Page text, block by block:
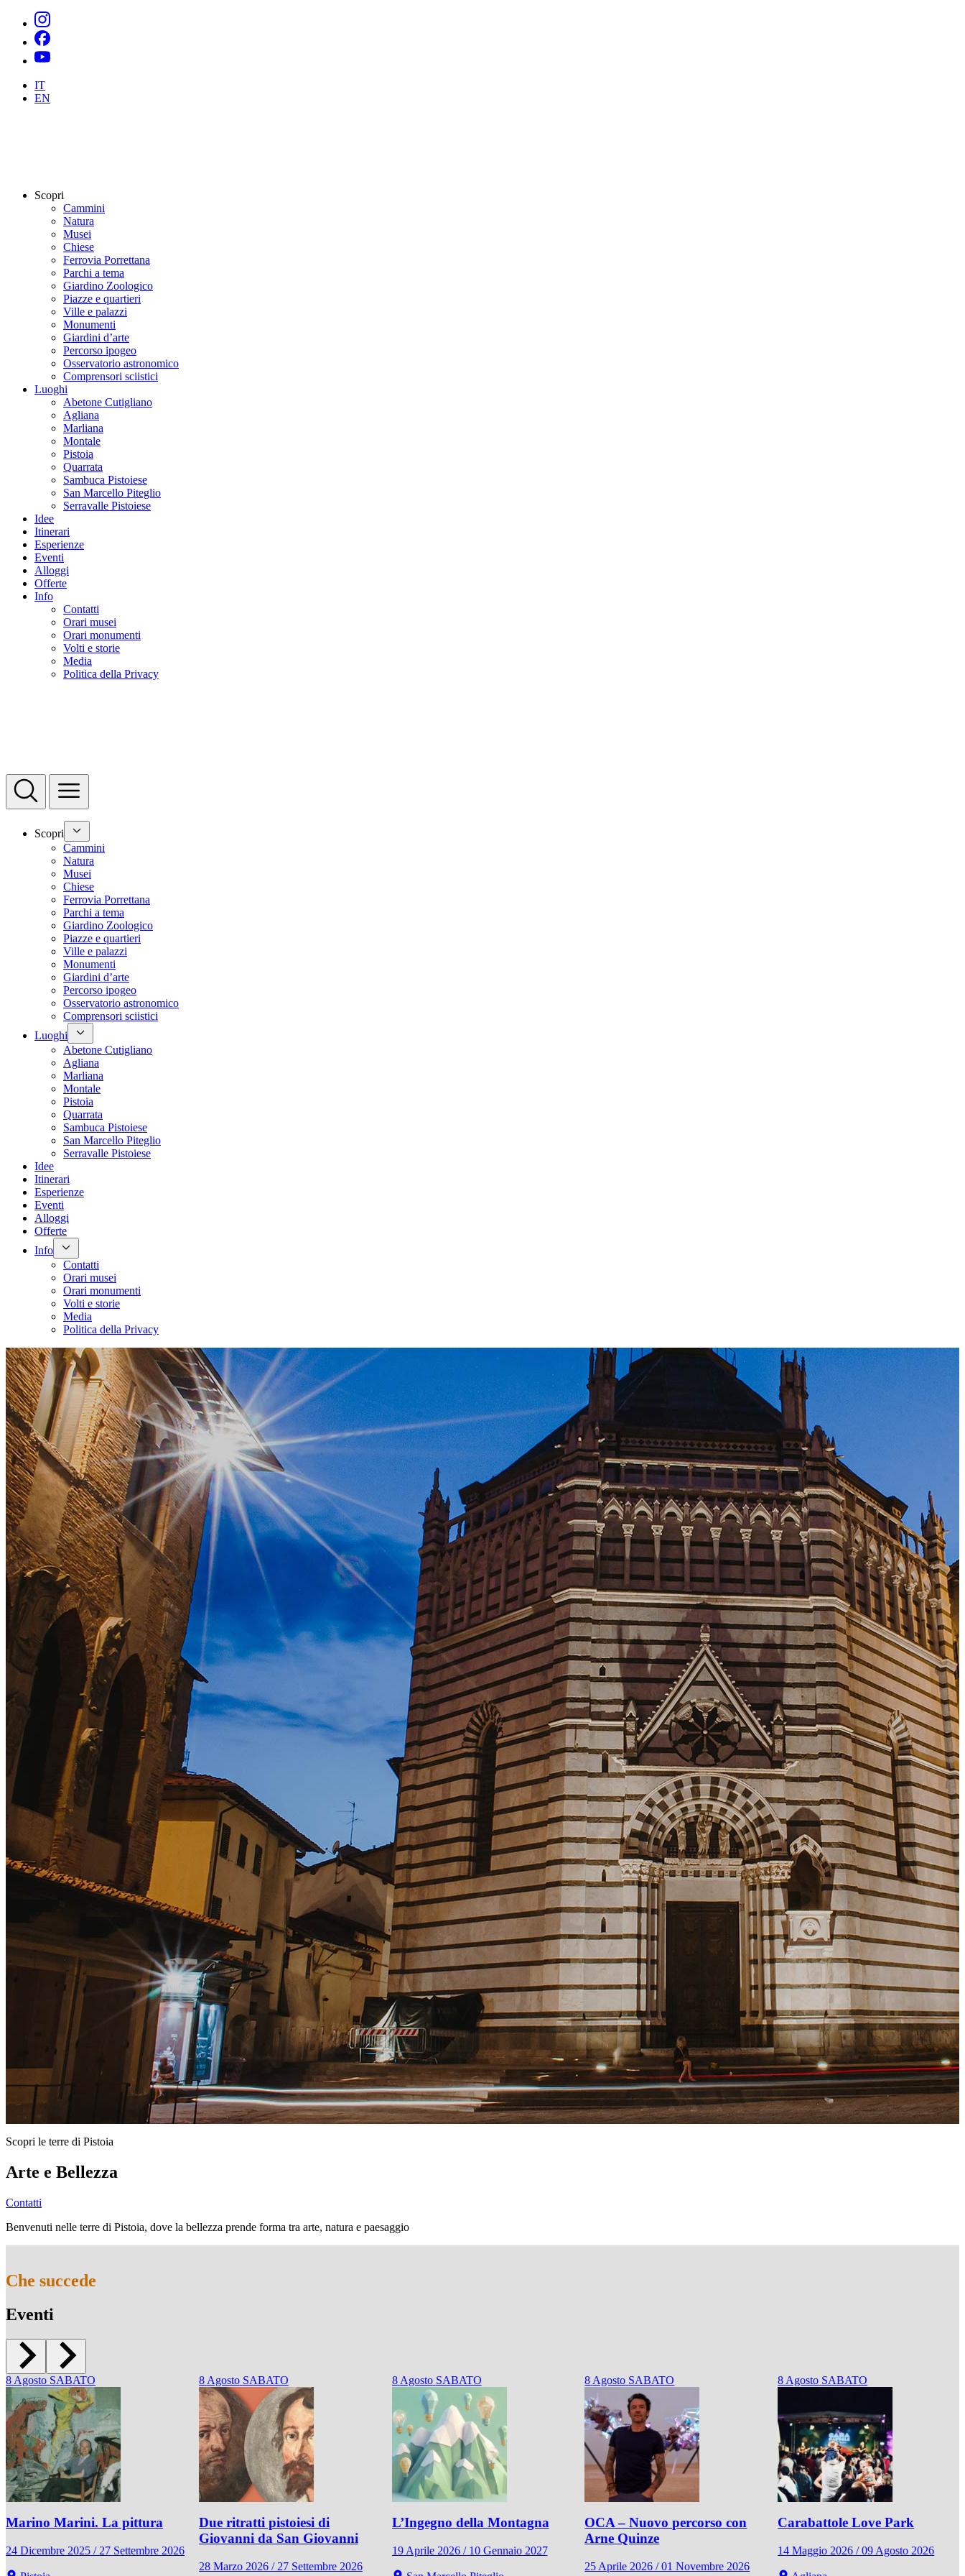
IT
EN
Scopri
Cammini
Natura
Musei
Chiese
Ferrovia Porrettana
Parchi a tema
Giardino Zoologico
Piazze e quartieri
Ville e palazzi
Monumenti
Giardini d’arte
Percorso ipogeo
Osservatorio astronomico
Comprensori sciistici
Luoghi
Abetone Cutigliano
Agliana
Marliana
Montale
Pistoia
Quarrata
Sambuca Pistoiese
San Marcello Piteglio
Serravalle Pistoiese
Idee
Itinerari
Esperienze
Eventi
Alloggi
Offerte
Info
Contatti
Orari musei
Orari monumenti
Volti e storie
Media
Politica della Privacy
Scopri
Cammini
Natura
Musei
Chiese
Ferrovia Porrettana
Parchi a tema
Giardino Zoologico
Piazze e quartieri
Ville e palazzi
Monumenti
Giardini d’arte
Percorso ipogeo
Osservatorio astronomico
Comprensori sciistici
Luoghi
Abetone Cutigliano
Agliana
Marliana
Montale
Pistoia
Quarrata
Sambuca Pistoiese
San Marcello Piteglio
Serravalle Pistoiese
Idee
Itinerari
Esperienze
Eventi
Alloggi
Offerte
Info
Contatti
Orari musei
Orari monumenti
Volti e storie
Media
Politica della Privacy
Scopri le terre di Pistoia
Arte e Bellezza
Contatti
Benvenuti nelle terre di Pistoia, dove la bellezza prende forma tra arte, natura e paesaggio
Che succede
Eventi
8 Agosto SABATO
Marino Marini. La pittura
24 Dicembre 2025 / 27 Settembre 2026
8 Agosto SABATO
Due ritratti pistoiesi di
Giovanni da San Giovanni
28 Marzo 2026 / 27 Settembre 2026
8 Agosto SABATO
L’Ingegno della Montagna
19 Aprile 2026 / 10 Gennaio 2027
8 Agosto SABATO
OCA – Nuovo percorso con
Arne Quinze
25 Aprile 2026 / 01 Novembre 2026
8 Agosto SABATO
Carabattole Love Park
14 Maggio 2026 / 09 Agosto 2026